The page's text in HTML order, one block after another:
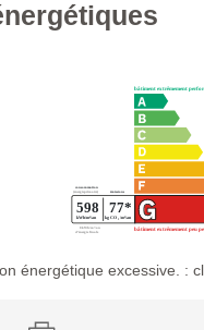
énergétique excessive. :